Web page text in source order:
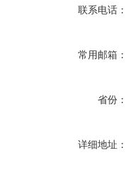
联系电话：
常用邮箱：
省份：
详细地址：